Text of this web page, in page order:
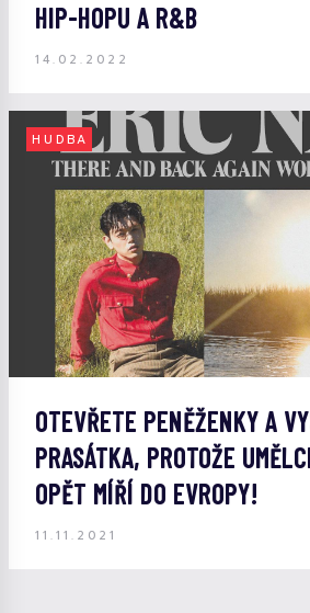
HIP-HOPU A R&B
14.02.2022
HUDBA
OTEVŘETE PENĚŽENKY A
PRASÁTKA, PROTOŽE
OPĚT MÍŘÍ DO EVROPY!
11.11.2021